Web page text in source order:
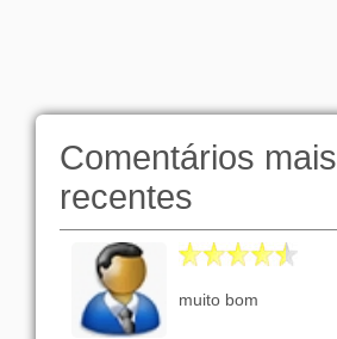
Comentários mais
recentes
muito bom